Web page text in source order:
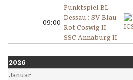
09:00
Punktspiel BL
Dessau : SV Blau-
Rot Coswig II -
SSC Annaburg II
2026
Januar